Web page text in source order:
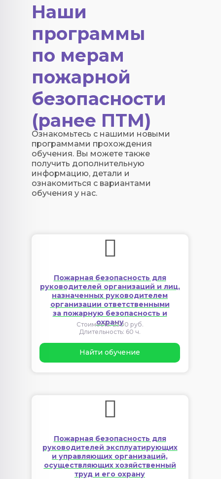
Наши
программы
по мерам
пожарной
безопасности
(ранее ПТМ)
Ознакомьтесь с нашими новыми
программами прохождения
обучения. Вы можете также
получить дополнительную
информацию, детали и
ознакомиться с вариантами
обучения у нас.
Пожарная безопасность для
руководителей организаций и лиц,
назначенных руководителем
организации ответственными
за пожарную безопасность и
охрану
Стоимость: 2500 руб.
Длительность: 60 ч.
Найти обучение
Пожарная безопасность для
руководителей эксплуатирующих
и управляющих организаций,
осуществляющих хозяйственный
труд и его охрану